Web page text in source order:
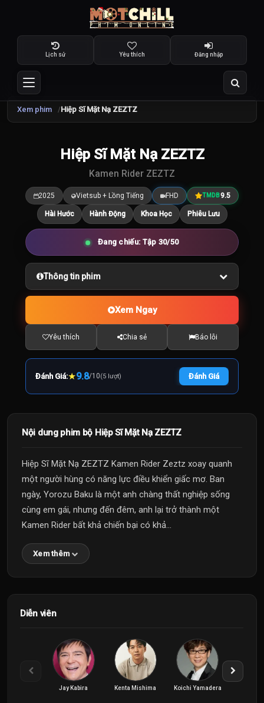
Lịch sử Yêu thích Đăng nhập
Xem phim Hiệp Sĩ Mặt Nạ ZEZTZ
9.8 /10
Hiệp Sĩ Mặt Nạ ZEZTZ
Kamen Rider ZEZTZ
2025 Vietsub + Lồng Tiếng FHD TMDB9.5
Hài Hước Hành Động Khoa Học Phiêu Lưu
Đang chiếu: Tập 30/50
Thông tin phim
Xem Ngay
Yêu thích Chia sẻ Báo lỗi
Đánh Giá:★9.8/10(5 lượt) Đánh Giá
Nội dung phim bộ Hiệp Sĩ Mặt Nạ ZEZTZ
Hiệp Sĩ Mặt Nạ ZEZTZ Kamen Rider Zeztz xoay quanh
một người hùng có năng lực điều khiển giấc mơ. Ban
ngày, Yorozu Baku là một anh chàng thất nghiệp sống
cùng em gái, nhưng đến đêm, anh lại trở thành một
Kamen Rider bất khả chiến bại có khả...
Xem thêm
Diễn viên
Jay Kabira Kenta Mishima Koichi Yamadera